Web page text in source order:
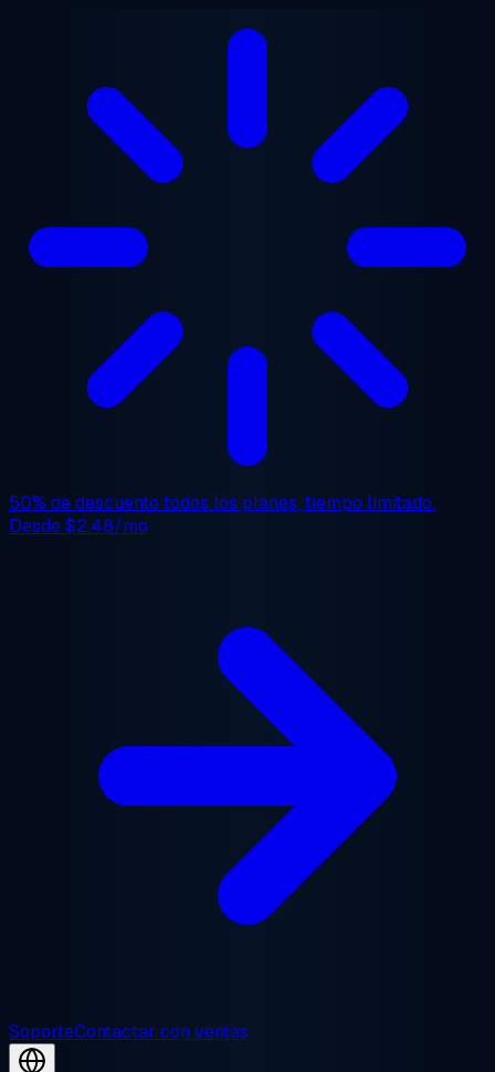
50% de descuento todos los planes, tiempo limitado.
Desde$2.48/mo
SoporteContactar con ventas